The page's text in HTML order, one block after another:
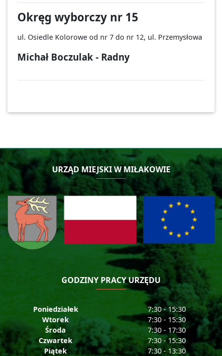
Okręg wyborczy nr 15
ul. Osiedle Kolorowe od nr 7 do nr 12, ul. Przemysłowa
Michał Boczulak - Radny
URZĄD MIEJSKI W MIŁAKOWIE
GODZINY PRACY URZĘDU
Poniedziałek
7:30 - 15:30
Wtorek
7:30 - 15:30
Środa
7:30 - 17:30
Czwartek
7:30 - 15:30
Piątek
7:30 - 13:30